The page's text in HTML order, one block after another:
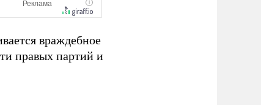
враждебное
правых партий и